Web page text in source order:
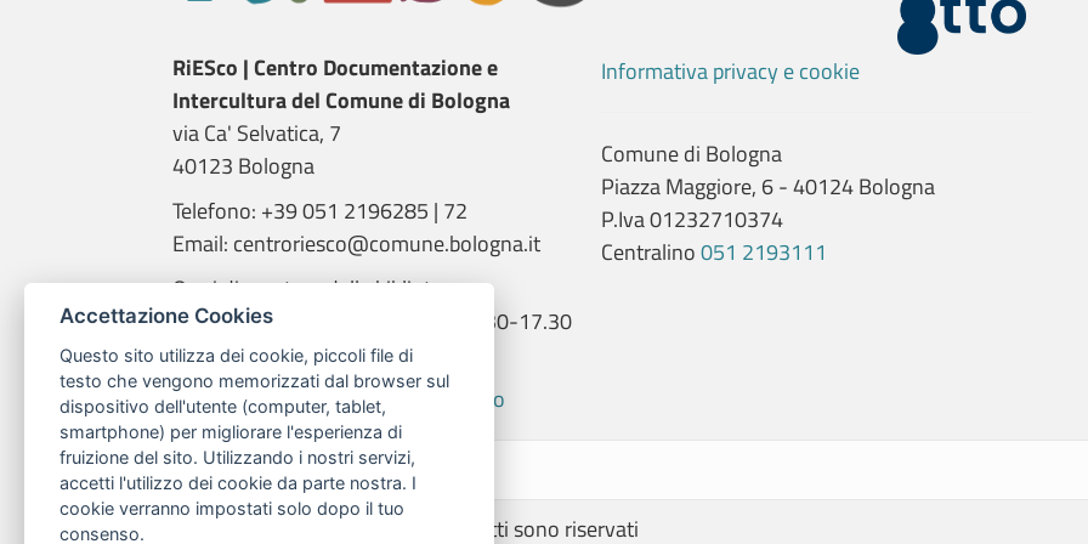
RiESco | Centro Documentazione e
Intercultura del Comune di Bologna
via Ca' Selvatica, 7
40123 Bologna
Telefono: +39 051 2196285 | 72
Email: centroriesco@comune.bologna.it
Orari di apertura della biblioteca:
martedì e giovedì: 9.00-14.00; 14.30-17.30
mercoledì: 14.00-18.00
Informativa trattamento dati RiESco
Informativa privacy e cookie
Comune di Bologna
Piazza Maggiore, 6 - 40124 Bologna
P.Iva 01232710374
Centralino051 2193111
© 2026 | Centro RiESco - Tutti i diritti sono riservati
Accettazione Cookies
Questo sito utilizza dei cookie, piccoli file di
testo che vengono memorizzati dal browser sul
dispositivo dell'utente (computer, tablet,
smartphone) per migliorare l'esperienza di
fruizione del sito. Utilizzando i nostri servizi,
accetti l'utilizzo dei cookie da parte nostra. I
cookie verranno impostati solo dopo il tuo
consenso.